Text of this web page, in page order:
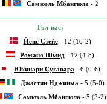
Самюэль Мбангюла- 2
Гол-пас:
Йенс Стейе- 12 (10-2)
Романо Шмид - 12 (4-8)
Юкинари Сугавара - 6 (0-6)
Джастин Нджинма - 5 (5-0)
Самюэль Мбангюла - 5 (3-2)